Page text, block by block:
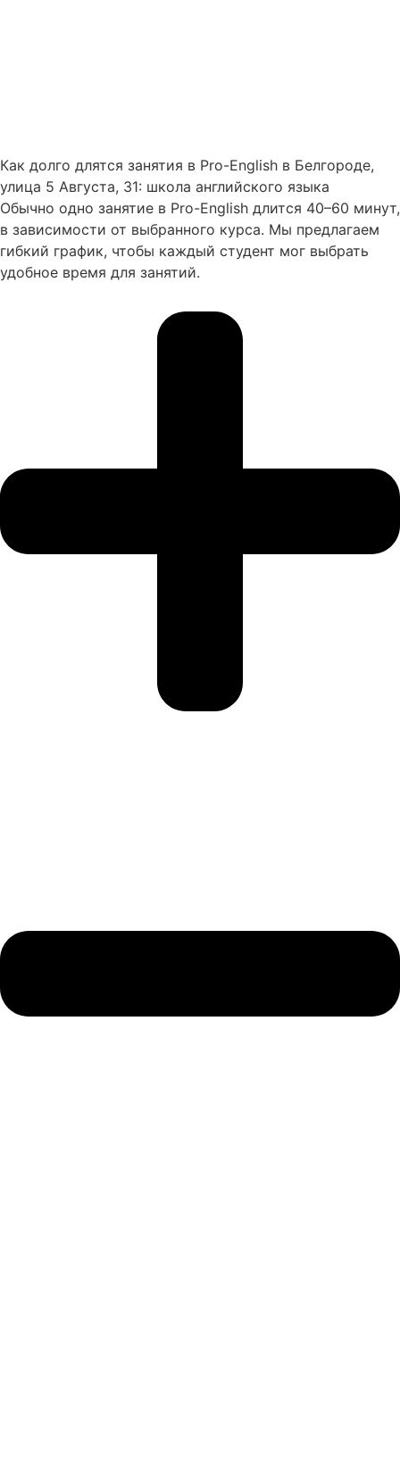
Как долго длятся занятия в Pro-English в Белгороде,
улица 5 Августа, 31: школа английского языка
Обычно одно занятие в Pro-English длится 40–60 минут,
в зависимости от выбранного курса. Мы предлагаем
гибкий график, чтобы каждый студент мог выбрать
удобное время для занятий.